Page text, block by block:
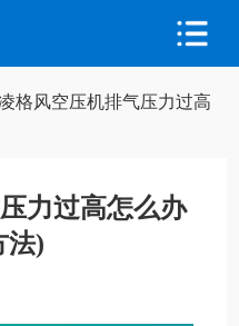
格风空压机排气压力过高
力过高怎么办
法)